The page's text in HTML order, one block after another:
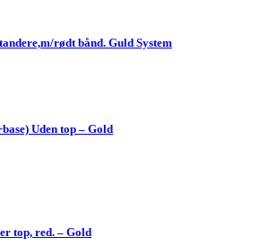
rødt bånd. Guld System
Uden top – Gold
top, red. – Gold